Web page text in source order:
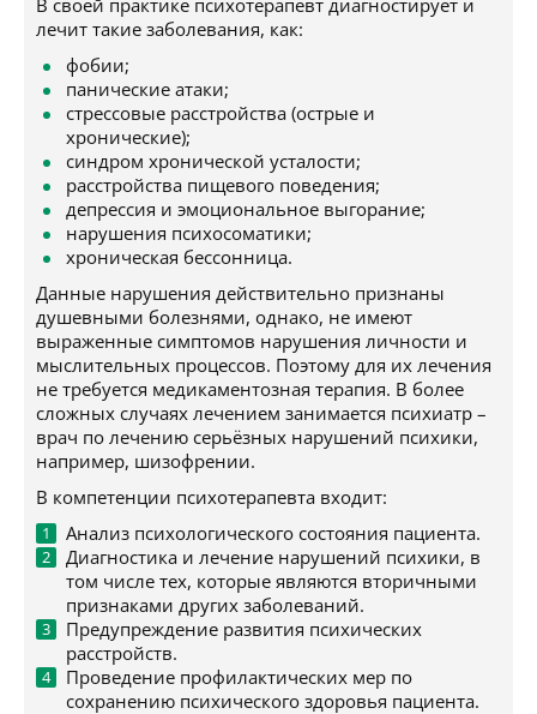
В своей практике психотерапевт диагностирует и
лечит такие заболевания, как:
фобии;
панические атаки;
стрессовые расстройства (острые и
хронические);
синдром хронической усталости;
расстройства пищевого поведения;
депрессия и эмоциональное выгорание;
нарушения психосоматики;
хроническая бессонница.
Данные нарушения действительно признаны
душевными болезнями, однако, не имеют
выраженные симптомов нарушения личности и
мыслительных процессов. Поэтому для их лечения
не требуется медикаментозная терапия. В более
сложных случаях лечением занимается психиатр –
врач по лечению серьёзных нарушений психики,
например, шизофрении.
В компетенции психотерапевта входит:
Анализ психологического состояния пациента.
Диагностика и лечение нарушений психики, в
том числе тех, которые являются вторичными
признаками других заболеваний.
Предупреждение развития психических
расстройств.
Проведение профилактических мер по
сохранению психического здоровья пациента.